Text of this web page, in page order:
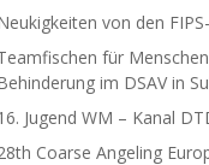
von den
für
im DSAV in
Jugend WM – Kanal
Coarse Angeling